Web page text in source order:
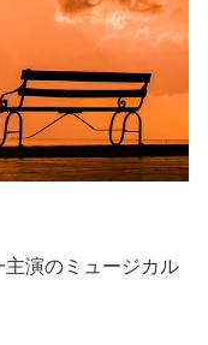
演のミュージカル